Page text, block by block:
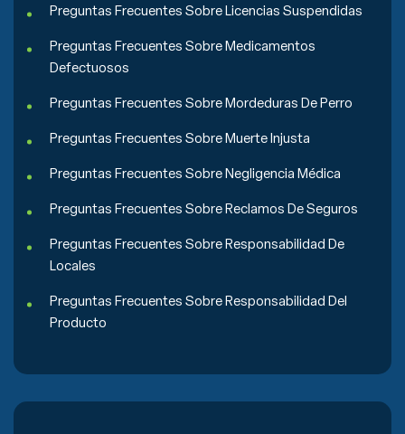
Preguntas Frecuentes Sobre Licencias Suspendidas
Preguntas Frecuentes Sobre Medicamentos
Defectuosos
Preguntas Frecuentes Sobre Mordeduras De Perro
Preguntas Frecuentes Sobre Muerte Injusta
Preguntas Frecuentes Sobre Negligencia Médica
Preguntas Frecuentes Sobre Reclamos De Seguros
Preguntas Frecuentes Sobre Responsabilidad De
Locales
Preguntas Frecuentes Sobre Responsabilidad Del
Producto